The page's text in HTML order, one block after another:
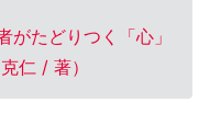
がたどりつく「心」
仁 / 著）